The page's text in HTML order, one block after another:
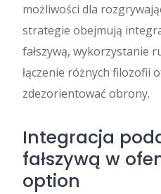
możliwości dla
strategie obejmują
fałszywą, wykorzystanie
łączenie różnych filozofii
zdezorientować obrony.
Integracja
fałszywą w
option